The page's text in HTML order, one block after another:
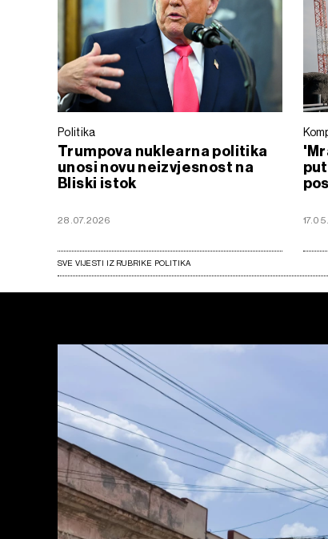
Politika
Trumpova nuklearna politika
unosi novu neizvjesnost na
Bliski istok
28.07.2026
SVE VIJESTI IZ RUBRIKE POLITIKA